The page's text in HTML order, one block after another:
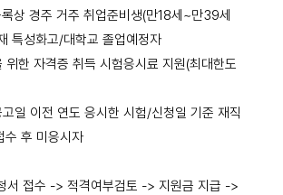
상 경주 거주 취업준비생(만18세~만39세
특성화고/대학교 졸업예정자
위한 자격증 취득 시험응시료 지원(최대한도
일 이전 연도 응시한 시험/신청일 기준 재직
수 후 미응시자
서 접수 -> 적격여부검토 -> 지원금 지급 ->